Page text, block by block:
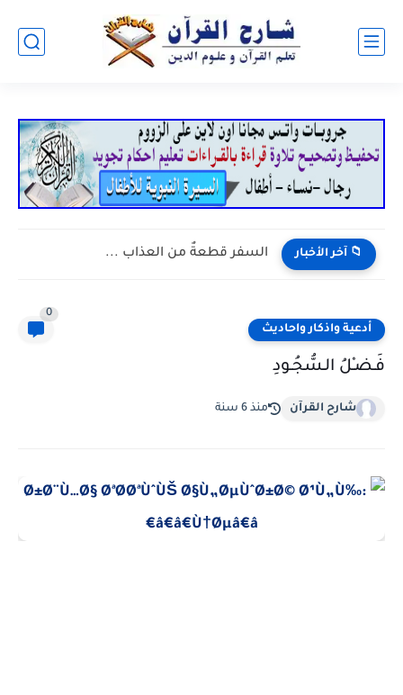
📁 آخر الأخبار السفر قطعةٌ من العذاب ...
أدعية واذكار واحاديث
0
فَـضـْلُ الـسُّجُـودِ
شارح القرآن منذ 6 سنة